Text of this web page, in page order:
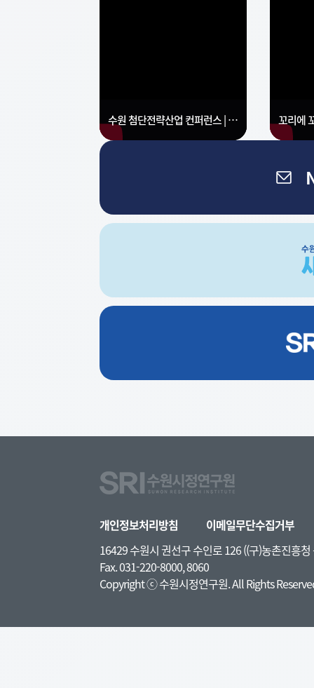
수원 첨단전략산업 컨퍼런스 | 미래 성장동력, 수원의 전략을 논하다
개인정보처리방침
이메일무단수집거부
16429 수원시 권선구 수인로 126 ((구)농촌진흥
Fax. 031-220-8000, 8060
Copyright ⓒ 수원시정연구원. All Rights